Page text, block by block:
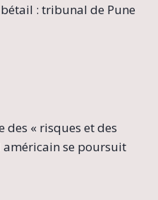
: tribunal de Pune
des « risques et des
américain se poursuit